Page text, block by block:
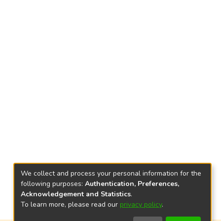
We collect and process your personal information for the
following purposes: Authentication, Preferences,
Acknowledgement and Statistics.
To learn more, please read our privacy policy.